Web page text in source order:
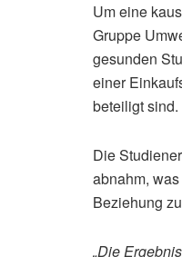
Um eine
Gruppe
gesunden
einer
beteiligt sind.
Die
abnahm,
Beziehung
„Die